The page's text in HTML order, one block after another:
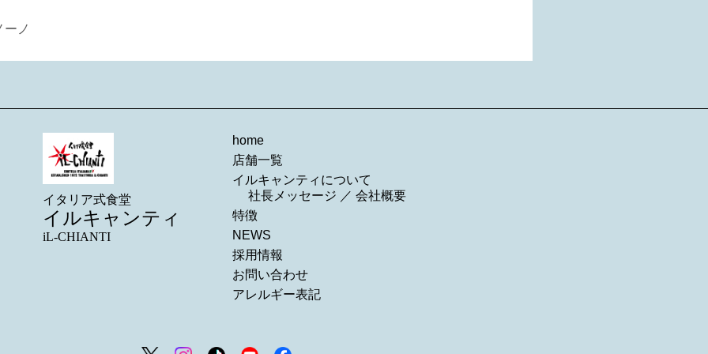
ーノ
イタリア式食堂
イルキャンティ
iL-CHIANTI
home
店舗一覧
イルキャンティについて
社長メッセージ ／ 会社概要
特徴
NEWS
採用情報
お問い合わせ
アレルギー表記